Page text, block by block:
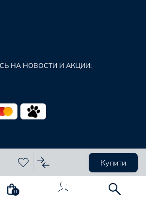
0
Купити
НА НОВОСТИ И АКЦИИ: